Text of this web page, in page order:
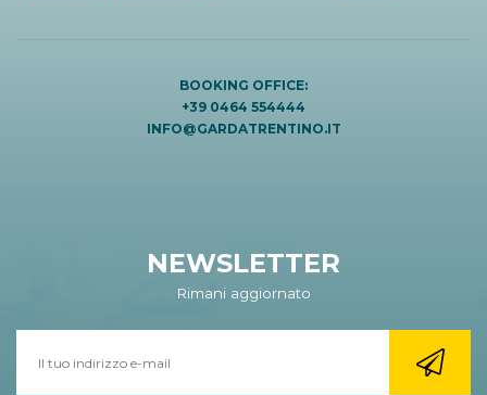
BOOKING OFFICE:
+39 0464 554444
INFO@GARDATRENTINO.IT
NEWSLETTER
Rimani aggiornato